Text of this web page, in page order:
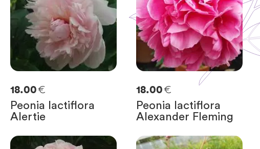
18.00€
Peonia lactiflora
Alertie
18.00€
Peonia lactiflora
Alexander Fleming